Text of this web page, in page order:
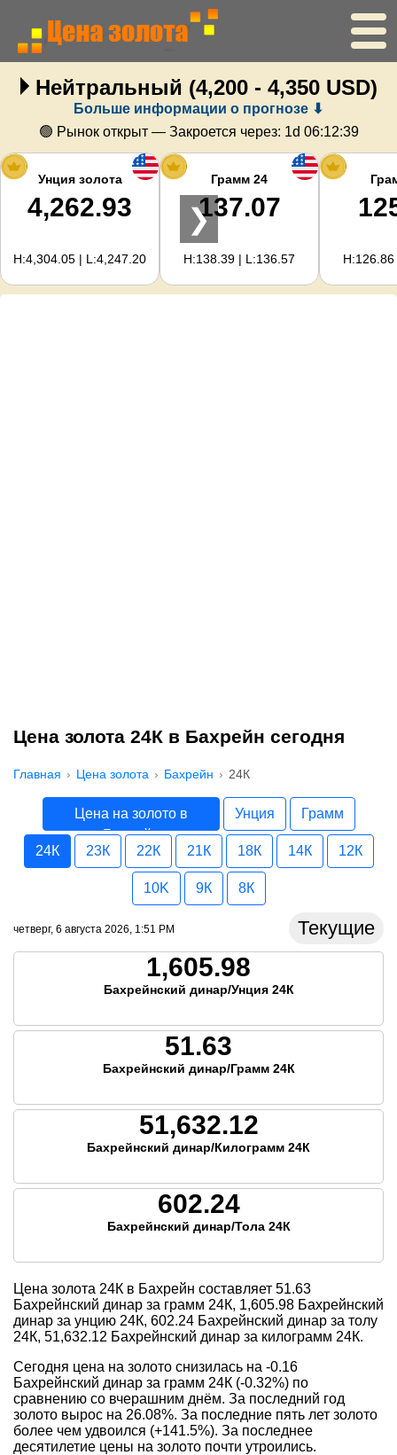
Главная
Цена золота
Цена серебра
Калькулятор золота
Для вебмастеров
Нейтральный (4,200 - 4,350 USD)
Больше информации о прогнозе ⬇
🟢 Рынок открыт — Закроется через: 1d 06:12:38
Унция золота
4,262.93
H:4,304.05 | L:4,247.20
Грамм 24
137.07
H:138.39 | L:136.57
❯
Цена золота 24К в Бахрейн сегодня
Главная Цена золота Бахрейн 24К
Цена на золото в
Бахрейн
Унция Грамм
24К 23К 22К 21К 18К 14К 12К
10K 9К 8К
четверг, 6 августа 2026, 1:51 PM Текущие
1,605.98
Бахрейнский динар/Унция 24К
51.63
Бахрейнский динар/Грамм 24К
51,632.12
Бахрейнский динар/Килограмм 24К
602.24
Бахрейнский динар/Тола 24К
Цена золота 24К в Бахрейн составляет 51.63
Бахрейнский динар за грамм 24К, 1,605.98 Бахрейнский
динар за унцию 24К, 602.24 Бахрейнский динар за толу
24К, 51,632.12 Бахрейнский динар за килограмм 24К.
Сегодня цена на золото снизилась на -0.16
Бахрейнский динар за грамм 24К (-0.32%) по
сравнению со вчерашним днём. За последний год
золото вырос на 26.08%. За последние пять лет золото
более чем удвоился (+141.5%). За последнее
десятилетие цены на золото почти утроились.